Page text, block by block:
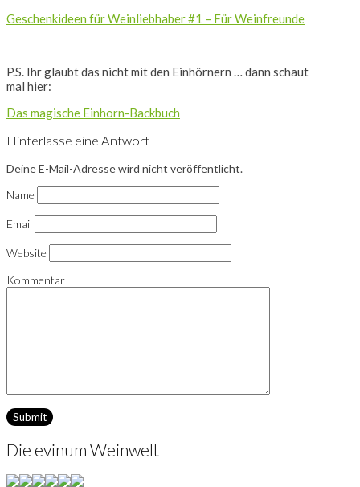
Geschenkideen für Weinliebhaber #1 – Für Weinfreunde
P.S. Ihr glaubt das nicht mit den Einhörnern … dann schaut
mal hier:
Das magische Einhorn-Backbuch
Hinterlasse eine Antwort
Deine E-Mail-Adresse wird nicht veröffentlicht.
Name
Email
Website
Kommentar
Die evinum Weinwelt